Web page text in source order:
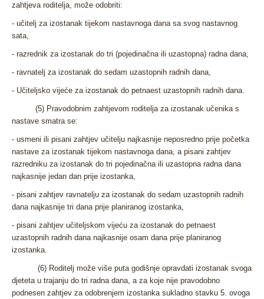
zahtjeva roditelja, može odobriti:
- učitelj za izostanak tijekom nastavnoga dana sa svog nastavnog
sata,
- razrednik za izostanak do tri (pojedinačna ili uzastopna) radna dana,
- ravnatelj za izostanak do sedam uzastopnih radnih dana,
- Učiteljsko vijeće za izostanak do petnaest uzastopnih radnih dana.
(5) Pravodobnim zahtjevom roditelja za izostanak učenika s
nastave smatra se:
- usmeni ili pisani zahtjev učitelju najkasnije neposredno prije početka
nastave za izostanak tijekom nastavnoga dana, a pisani zahtjev
razredniku za izostanak do tri pojedinačna ili uzastopna radna dana
najkasnije jedan dan prije izostanka,
- pisani zahtjev ravnatelju za izostanak do sedam uzastopnih radnih
dana najkasnije tri dana prije planiranog izostanka,
- pisani zahtjev učiteljskom vijeću za izostanak do petnaest
uzastopnih radnih dana najkasnije osam dana prije planiranog
izostanka.
(6) Roditelj može više puta godišnje opravdati izostanak svoga
djeteta u trajanju do tri radna dana, a za koje nije pravodobno
podnesen zahtjev za odobrenjem izostanka sukladno stavku 5. ovoga